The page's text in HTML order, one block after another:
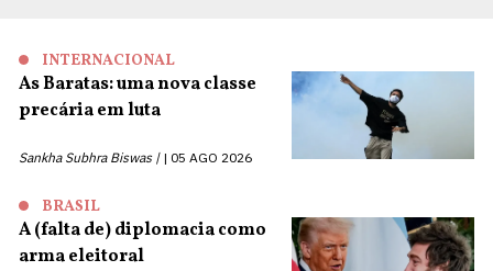
INTERNACIONAL
As Baratas: uma nova classe
precária em luta
Sankha Subhra Biswas | 05 AGO 2026
BRASIL
A (falta de) diplomacia como
arma eleitoral